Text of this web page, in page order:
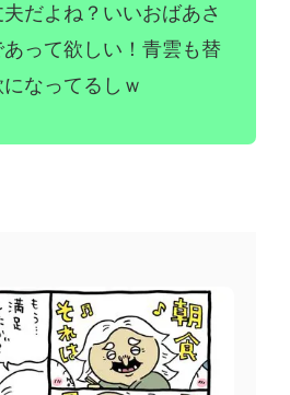
夫だよね？いいおばあさ
あって欲しい！青雲も替
になってるしｗ